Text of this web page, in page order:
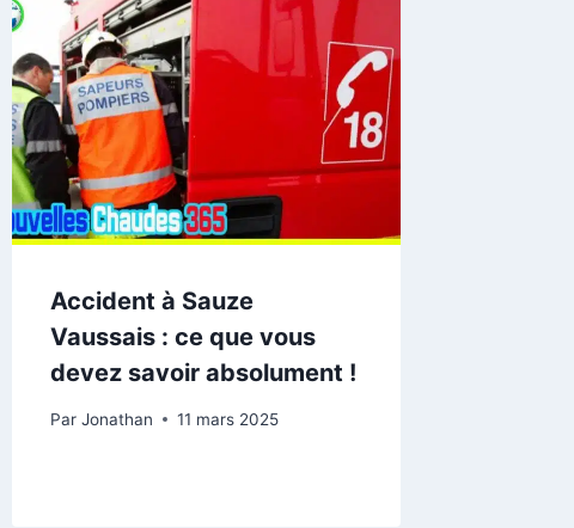
Accident à Sauze
Vaussais : ce que vous
devez savoir absolument !
Par Jonathan 11 mars 2025